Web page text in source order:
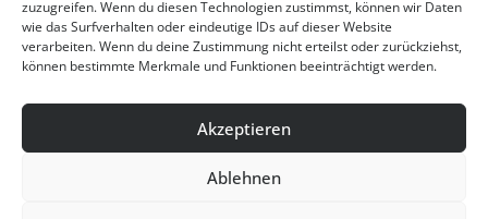
zuzugreifen. Wenn du diesen Technologien zustimmst, können wir Daten
wie das Surfverhalten oder eindeutige IDs auf dieser Website
verarbeiten. Wenn du deine Zustimmung nicht erteilst oder zurückziehst,
können bestimmte Merkmale und Funktionen beeinträchtigt werden.
Akzeptieren
Ablehnen
Über Brave Boxing
Team Southpaw
The Brave Crowd
Partner werden